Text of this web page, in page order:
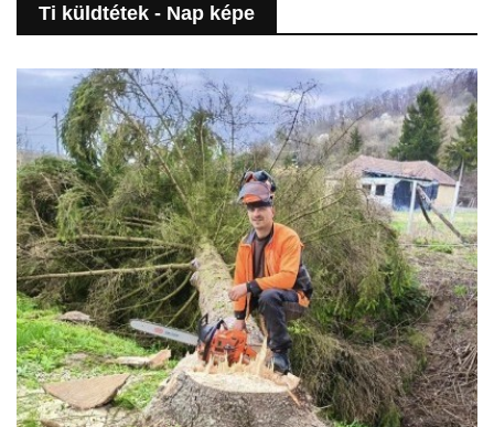
Ti küldtétek - Nap képe